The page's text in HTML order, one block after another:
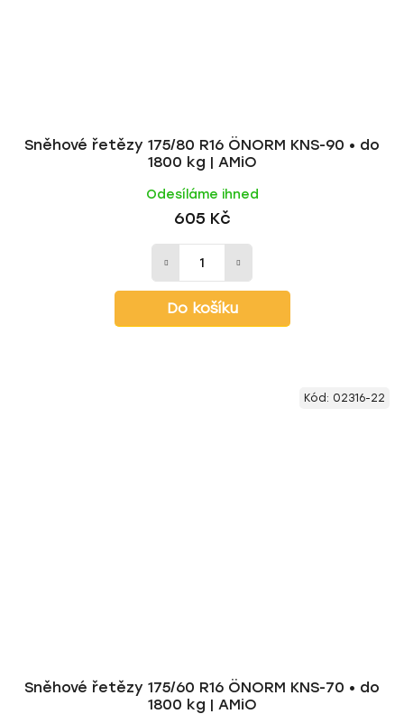
Sněhové řetězy 175/80 R16 ÖNORM KNS-90 • do
1800 kg | AMiO
Odesíláme ihned
605 Kč
Do košíku
Sněhové řetězy 175/60 R16 ÖNORM KNS-70 • do
1800 kg | AMiO
Kód: 02316-22